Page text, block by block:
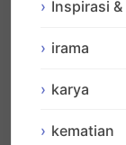
Inspirasi
irama
karya
kematian